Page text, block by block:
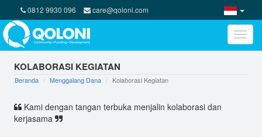
0812 9930 096 care@qoloni.com
Toggle
KOLABORASI KEGIATAN
Beranda Menggalang Dana Kolaborasi Kegiatan
Kami dengan tangan terbuka menjalin kolaborasi dan
kerjasama